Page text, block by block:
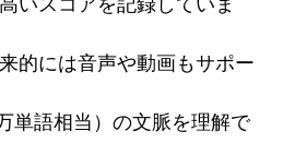
的には音声や動画もサポー
単語相当）の文脈を理解で